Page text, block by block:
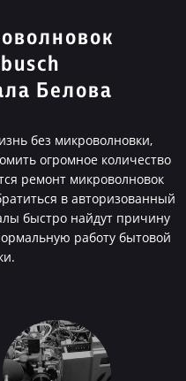
Белова
без микроволновки,
огромное количество
ремонт микроволновок
в авторизованный
быстро найдут причину
работу бытовой